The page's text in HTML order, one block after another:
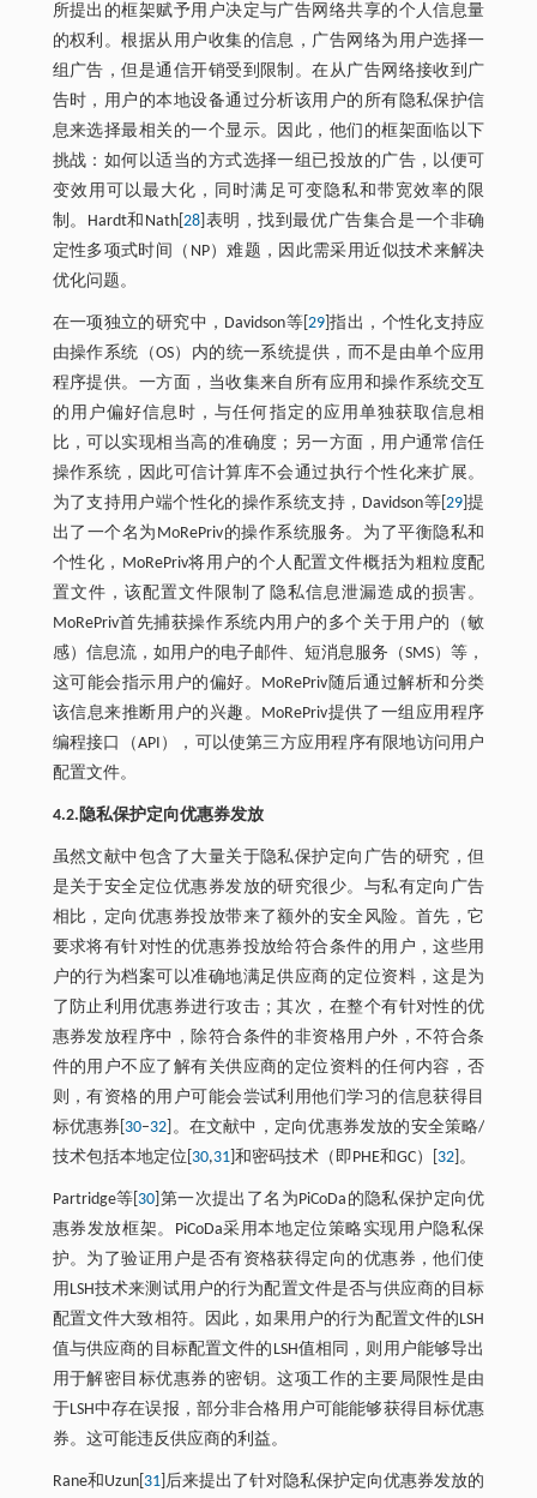
所提出的框架赋予用户决定与广告网络共享的个人信息量
的权利。根据从用户收集的信息，广告网络为用户选择一
组广告，但是通信开销受到限制。在从广告网络接收到广
告时，用户的本地设备通过分析该用户的所有隐私保护信
息来选择最相关的一个显示。因此，他们的框架面临以下
挑战：如何以适当的方式选择一组已投放的广告，以便可
变效用可以最大化，同时满足可变隐私和带宽效率的限
制。Hardt和Nath[ 28]表明，找到最优广告集合是一个非确
定性多项式时间（NP）难题，因此需采用近似技术来解决
优化问题。
在一项独立的研究中，Davidson等[29 ]指出，个性化支持应
由操作系统（OS）内的统一系统提供，而不是由单个应用
程序提供。一方面，当收集来自所有应用和操作系统交互
的用户偏好信息时，与任何指定的应用单独获取信息相
比，可以实现相当高的准确度；另一方面，用户通常信任
操作系统，因此可信计算库不会通过执行个性化来扩展。
为了支持用户端个性化的操作系统支持，Davidson等[29 ]提
出了一个名为MoRePriv的操作系统服务。为了平衡隐私和
个性化，MoRePriv将用户的个人配置文件概括为粗粒度配
置文件，该配置文件限制了隐私信息泄漏造成的损害。
MoRePriv首先捕获操作系统内用户的多个关于用户的（敏
感）信息流，如用户的电子邮件、短消息服务（SMS）等，
这可能会指示用户的偏好。MoRePriv随后通过解析和分类
该信息来推断用户的兴趣。MoRePriv提供了一组应用程序
编程接口（API），可以使第三方应用程序有限地访问用户
配置文件。
4.2.隐私保护定向优惠券发放
虽然文献中包含了大量关于隐私保护定向广告的研究，但
是关于安全定位优惠券发放的研究很少。与私有定向广告
相比，定向优惠券投放带来了额外的安全风险。首先，它
要求将有针对性的优惠券投放给符合条件的用户，这些用
户的行为档案可以准确地满足供应商的定位资料，这是为
了防止利用优惠券进行攻击；其次，在整个有针对性的优
惠券发放程序中，除符合条件的非资格用户外，不符合条
件的用户不应了解有关供应商的定位资料的任何内容，否
则，有资格的用户可能会尝试利用他们学习的信息获得目
标优惠券[ 30–32 ]。在文献中，定向优惠券发放的安全策略/
技术包括本地定位[ 30,31]和密码技术（即PHE和GC）[ 32]。
Partridge等[ 30 ]第一次提出了名为PiCoDa的隐私保护定向优
惠券发放框架。PiCoDa采用本地定位策略实现用户隐私保
护。为了验证用户是否有资格获得定向的优惠券，他们使
用LSH技术来测试用户的行为配置文件是否与供应商的目标
配置文件大致相符。因此，如果用户的行为配置文件的LSH
值与供应商的目标配置文件的LSH值相同，则用户能够导出
用于解密目标优惠券的密钥。这项工作的主要局限性是由
于LSH中存在误报，部分非合格用户可能能够获得目标优惠
券。这可能违反供应商的利益。
Rane和Uzun[ 31]后来提出了针对隐私保护定向优惠券发放的